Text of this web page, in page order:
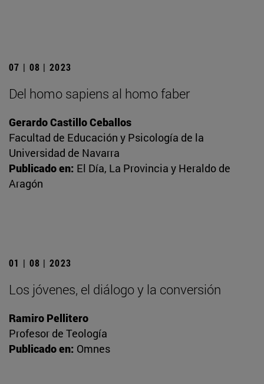
07 | 08 | 2023
Del homo sapiens al homo faber
Gerardo Castillo Ceballos
Facultad de Educación y Psicología de la
Universidad de Navarra
Publicado en: El Día, La Provincia y Heraldo de
Aragón
01 | 08 | 2023
Los jóvenes, el diálogo y la conversión
Ramiro Pellitero
Profesor de Teología
Publicado en: Omnes